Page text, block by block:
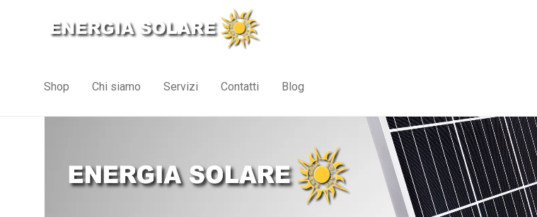
Shop Chi siamo Servizi Contatti Blog